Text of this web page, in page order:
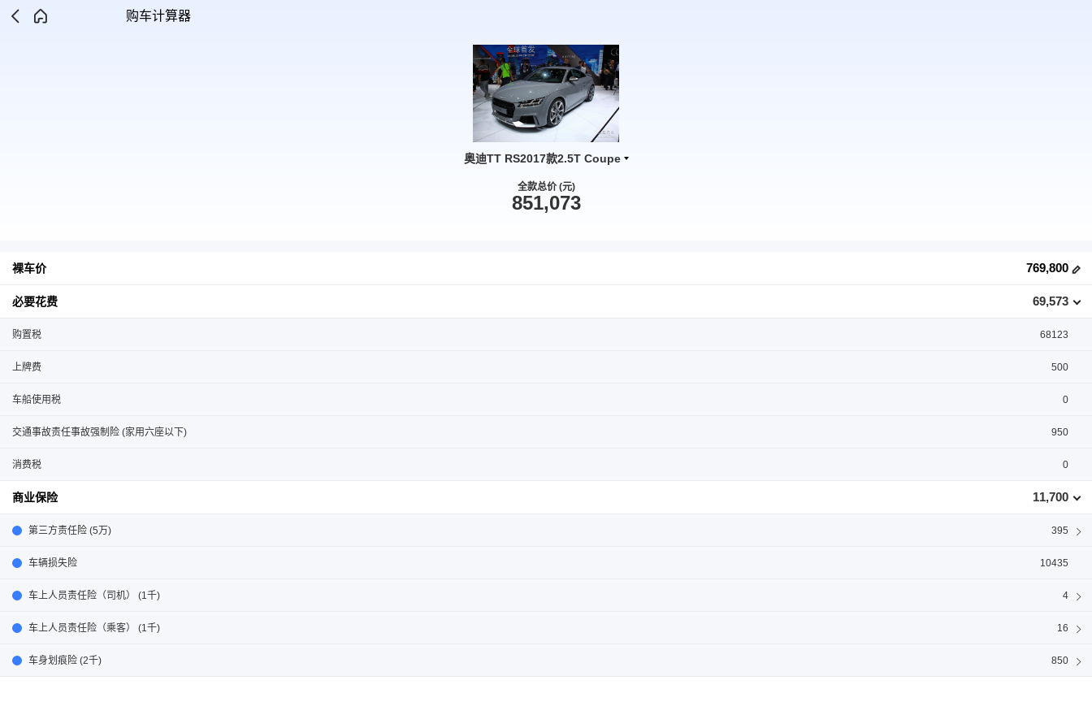
购车计算器
奥迪TT RS2017款2.5T Coupe
全款总价 (元)
851,073
裸车价 769,800
必要花费 69,573
购置税 68123
上牌费 500
车船使用税 0
交通事故责任事故强制险 (家用六座以下) 950
消费税 0
商业保险 11,700
第三方责任险 (5万) 395
车辆损失险 10435
车上人员责任险（司机） (1千) 4
车上人员责任险（乘客） (1千) 16
车身划痕险 (2千) 850